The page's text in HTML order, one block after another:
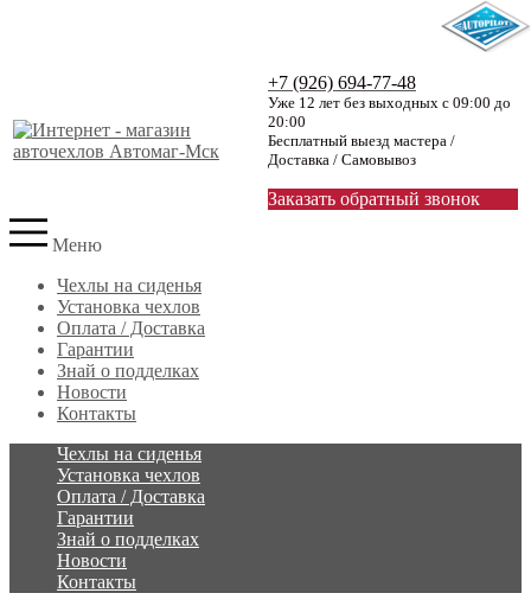
+7 (926) 694-77-48
Уже 12 лет без выходных с 09:00 до
20:00
Бесплатный выезд мастера /
Доставка / Самовывоз
Заказать обратный звонок
Меню
Чехлы на сиденья
Установка чехлов
Оплата / Доставка
Гарантии
Знай о подделках
Новости
Контакты
Чехлы на сиденья
Установка чехлов
Оплата / Доставка
Гарантии
Знай о подделках
Новости
Контакты